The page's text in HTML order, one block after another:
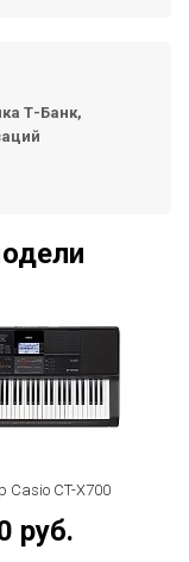
Т-Банк,
Casio CT-X700
руб.